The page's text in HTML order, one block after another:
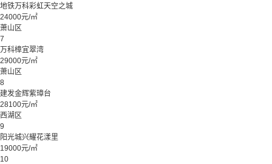
地铁万科彩虹天空之城
24000元/㎡
萧山区
7
万科樟宜翠湾
29000元/㎡
萧山区
8
建发金辉紫璋台
28100元/㎡
西湖区
9
阳光城兴耀花漾里
19000元/㎡
10